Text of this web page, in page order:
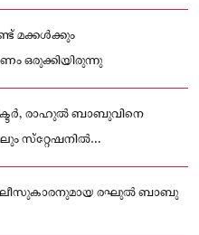
മക്കള്‍ക്കും
ഒരുക്കിയിരുന്നു
രാഹുല്‍ ബാബുവിനെ
സ്‌റ്റേഷനില്‍
പൊലീസുകാരനുമായ രഘുല്‍ ബാബു